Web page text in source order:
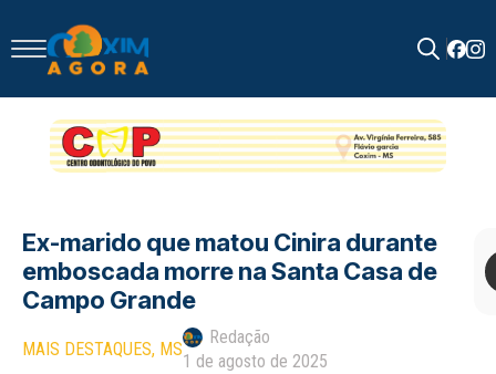
for:
Ex-marido que matou Cinira durante
emboscada morre na Santa Casa de
Campo Grande
MAIS DESTAQUES MS
Redação
1 de agosto de 2025